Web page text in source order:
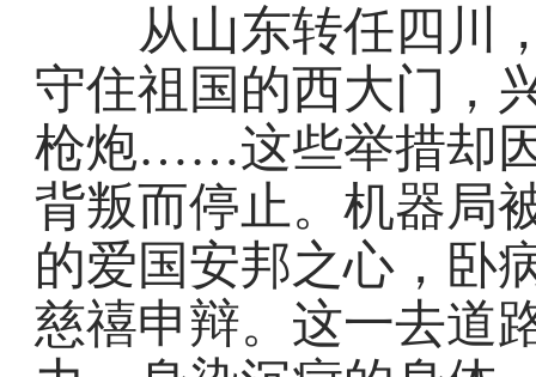
从山东转任四川，
守住祖国的西大门，
枪炮……这些举措却
背叛而停止。机器局
的爱国安邦之心，卧
慈禧申辩。这一去道